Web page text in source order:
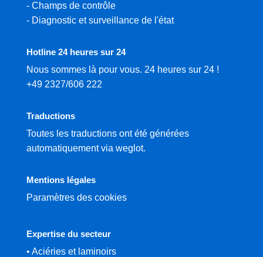
- Champs de contrôle
- Diagnostic et surveillance de l'état
Hotline 24 heures sur 24
Nous sommes là pour vous. 24 heures sur 24 !
+49 2327/606 222
Traductions
Toutes les traductions ont été générées
automatiquement via weglot.
Mentions légales
Paramètres des cookies
Expertise du secteur
• Aciéries et laminoirs